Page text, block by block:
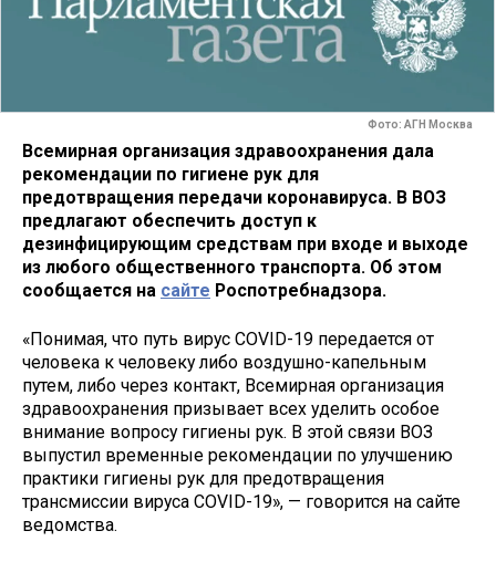
Фото: АГН Москва
Всемирная организация здравоохранения дала
рекомендации по гигиене рук для
предотвращения передачи коронавируса. В ВОЗ
предлагают обеспечить доступ к
дезинфицирующим средствам при входе и выходе
из любого общественного транспорта. Об этом
сообщается на сайте Роспотребнадзора.
«Понимая, что путь вирус COVID-19 передается от
человека к человеку либо воздушно-капельным
путем, либо через контакт, Всемирная организация
здравоохранения призывает всех уделить особое
внимание вопросу гигиены рук. В этой связи ВОЗ
выпустил временные рекомендации по улучшению
практики гигиены рук для предотвращения
трансмиссии вируса COVID-19», — говорится на сайте
ведомства.